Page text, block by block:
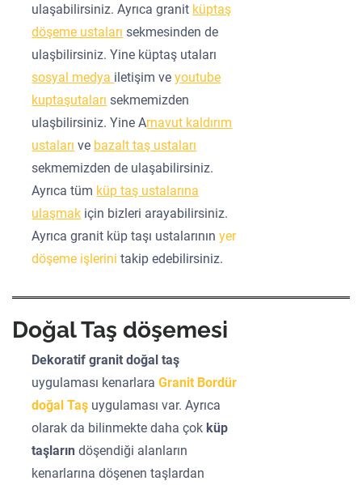
ulaşabilirsiniz. Ayrıca granit küptaş
döşeme ustaları sekmesinden de
ulaşbilirsiniz. Yine küptaş utaları
sosyal medya iletişim veyoutube
kuptaşutaları sekmemizden
ulaşbilirsiniz. Yine Arnavut kaldırım
ustaları ve bazalt taş ustaları
sekmemizden de ulaşabilirsiniz.
Ayrıca tüm küp taş ustalarına
ulaşmak için bizleri arayabilirsiniz.
Ayrıca granit küp taşı ustalarının yer
döşeme işlerini takip edebilirsiniz.
Doğal Taş döşemesi
Dekoratif granit doğal taş
uygulaması kenarlaraGranit Bordür
doğal Taş uygulaması var. Ayrıca
olarak da bilinmekte daha çok küp
taşların döşendiği alanların
kenarlarına döşenen taşlardan